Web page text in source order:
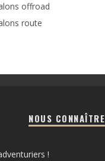
offroad
route
NOUS CONNAÎTRE
!